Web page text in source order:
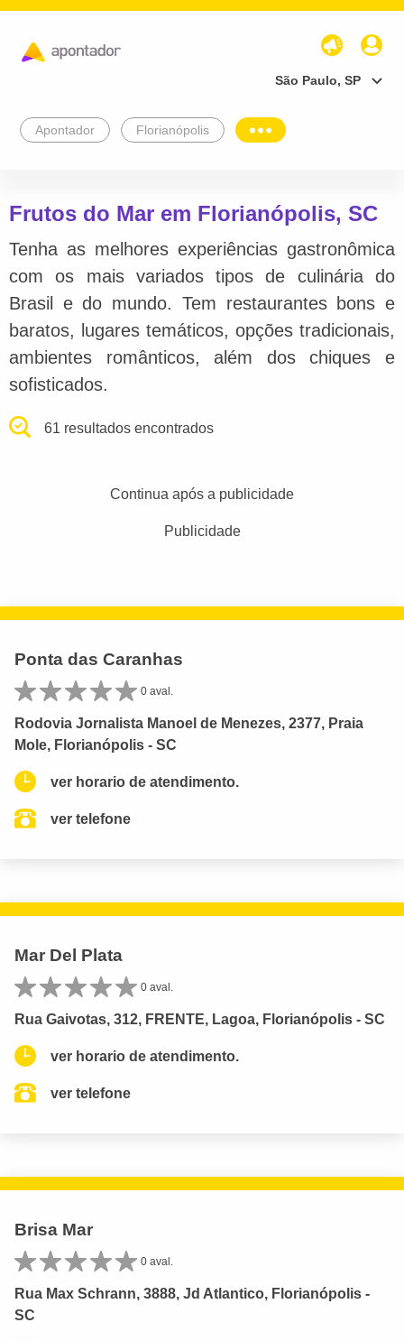
São Paulo, SP
Apontador Florianópolis
Frutos do Mar em Florianópolis, SC
Tenha as melhores experiências gastronômica
com os mais variados tipos de culinária do
Brasil e do mundo. Tem restaurantes bons e
baratos, lugares temáticos, opções tradicionais,
ambientes românticos, além dos chiques e
sofisticados.
61 resultados encontrados
Continua após a publicidade
Publicidade
Ponta das Caranhas
0 aval.
Rodovia Jornalista Manoel de Menezes, 2377, Praia
Mole, Florianópolis - SC
ver horario de atendimento.
ver telefone
Mar Del Plata
0 aval.
Rua Gaivotas, 312, FRENTE, Lagoa, Florianópolis - SC
ver horario de atendimento.
ver telefone
Brisa Mar
0 aval.
Rua Max Schrann, 3888, Jd Atlantico, Florianópolis -
SC